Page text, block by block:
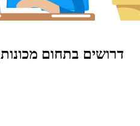
דרושים בתחום